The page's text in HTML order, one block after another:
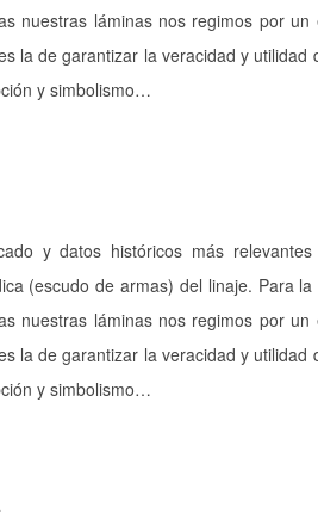
nuestras láminas nos regimos por un
la de garantizar la veracidad y utilidad
y simbolismo…
y datos históricos más
(escudo de armas) del linaje. Para
nuestras láminas nos regimos por un
la de garantizar la veracidad y utilidad
y simbolismo…